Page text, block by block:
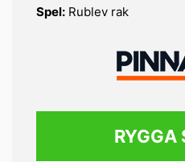
Spel: Rublev rak
RYGGA